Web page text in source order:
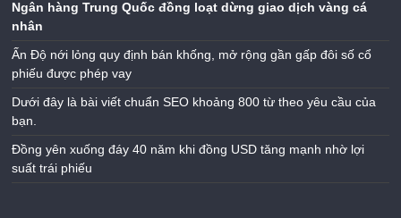
Ngân hàng Trung Quốc đồng loạt dừng giao dịch vàng cá
nhân
Ấn Độ nới lỏng quy định bán khống, mở rộng gần gấp đôi số cổ
phiếu được phép vay
Dưới đây là bài viết chuẩn SEO khoảng 800 từ theo yêu cầu của
bạn.
Đồng yên xuống đáy 40 năm khi đồng USD tăng mạnh nhờ lợi
suất trái phiếu